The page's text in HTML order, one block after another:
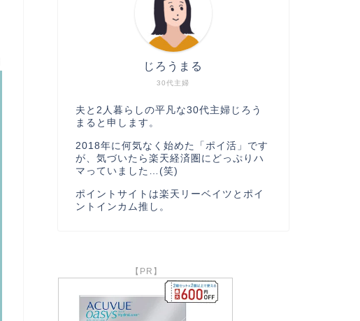
30代主婦
じろうまる
夫と2人暮らしの平凡な30代主婦じろう
まると申します。
2018年に何気なく始めた「ポイ活」です
が、気づいたら楽天経済圏にどっぷりハ
マっていました…(笑)
ポイントサイトは楽天リーベイツとポイ
ントインカム推し。
【PR】